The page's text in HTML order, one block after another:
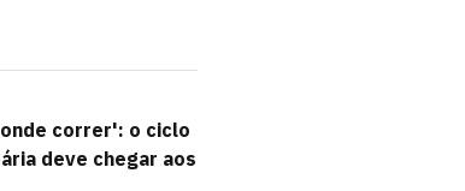
correr': o ciclo
deve chegar aos